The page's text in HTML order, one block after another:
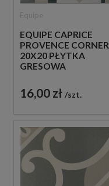
EQUIPE CAPRICE
PROVENCE CORNER
20X20 PŁYTKA
GRESOWA
16,00 zł szt.